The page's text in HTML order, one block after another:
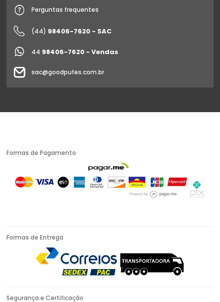
Perguntas frequentes
(44) 98406-7620 - SAC
44 98406-7620 - Vendas
sac@goodpufes.com.br
Formas de Pagamento
Formas de Entrega
Segurança e Certificação